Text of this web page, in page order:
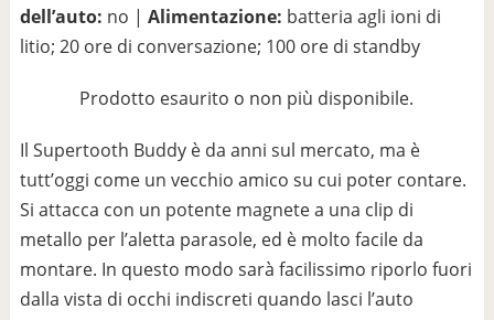
dell’auto: no | Alimentazione: batteria agli ioni di
litio; 20 ore di conversazione; 100 ore di standby
Prodotto esaurito o non più disponibile.
Il Supertooth Buddy è da anni sul mercato, ma è
tutt’oggi come un vecchio amico su cui poter contare.
Si attacca con un potente magnete a una clip di
metallo per l’aletta parasole, ed è molto facile da
montare. In questo modo sarà facilissimo riporlo fuori
dalla vista di occhi indiscreti quando lasci l’auto